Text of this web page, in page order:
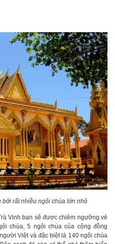
rất nhiều ngôi chùa lớn nhỏ
Vinh bạn sẽ được chiêm ngưỡng vẻ
chùa, 5 ngôi chùa của cộng đồng
Việt và đặc biệt là 140 ngôi chùa